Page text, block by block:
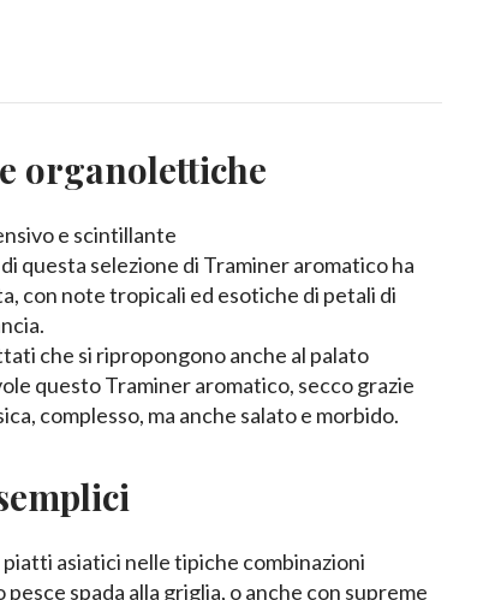
organolettiche
e scintillante
questa selezione di Traminer aromatico ha
con note tropicali ed esotiche di petali di
che si ripropongono anche al palato
questo Traminer aromatico, secco grazie
complesso, ma anche salato e morbido.
asiatici nelle tipiche combinazioni
spada alla griglia, o anche con supreme